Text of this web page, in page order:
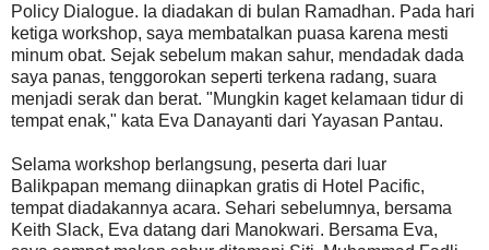
Policy Dialogue. Ia diadakan di bulan Ramadhan. Pada hari
ketiga workshop, saya membatalkan puasa karena mesti
minum obat. Sejak sebelum makan sahur, mendadak dada
saya panas, tenggorokan seperti terkena radang, suara
menjadi serak dan berat. "Mungkin kaget kelamaan tidur di
tempat enak," kata Eva Danayanti dari Yayasan Pantau.
Selama workshop berlangsung, peserta dari luar
Balikpapan memang diinapkan gratis di Hotel Pacific,
tempat diadakannya acara. Sehari sebelumnya, bersama
Keith Slack, Eva datang dari Manokwari. Bersama Eva,